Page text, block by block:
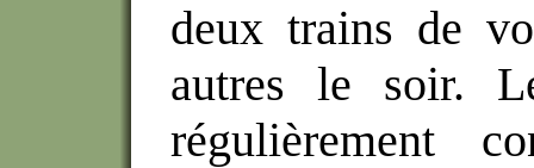
deux trains de
autres le soir.
régulièrement